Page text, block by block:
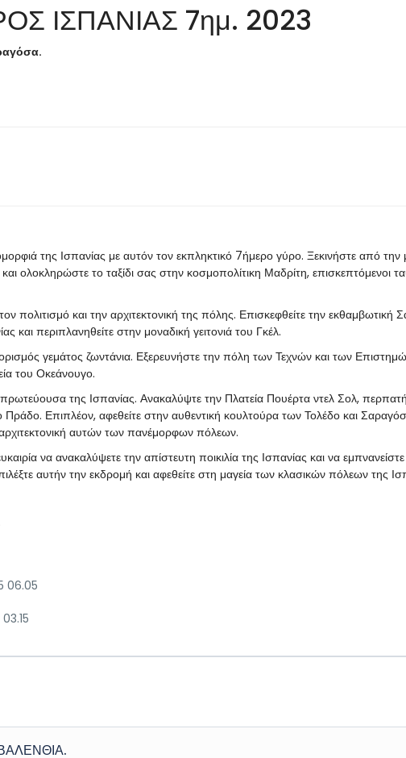
ΙΣΠΑΝΙΑΣ 7ημ. 2023
της Ισπανίας με αυτόν τον εκπληκτικό 7ήμερο γύρο. Ξεκινήστε από την
ολοκληρώστε το ταξίδι σας στην κοσμοπολίτικη Μαδρίτη, επισκεπτόμενοι
πολιτισμό και την αρχιτεκτονική της πόλης. Επισκεφθείτε την εκθαμβωτική
και περιπλανηθείτε στην μοναδική γειτονιά του Γκέλ.
γεμάτος ζωντάνια. Εξερευνήστε την πόλη των Τεχνών και των
του Οκεάνουγο.
πρωτεύουσα της Ισπανίας. Ανακαλύψτε την Πλατεία Πουέρτα ντελ Σολ,
Πράδο. Επιπλέον, αφεθείτε στην αυθεντική κουλτούρα των Τολέδο και
αυτών των πανέμορφων πόλεων.
να ανακαλύψετε την απίστευτη ποικιλία της Ισπανίας και να
αυτήν την εκδρομή και αφεθείτε στη μαγεία των κλασικών πόλεων της
06.05